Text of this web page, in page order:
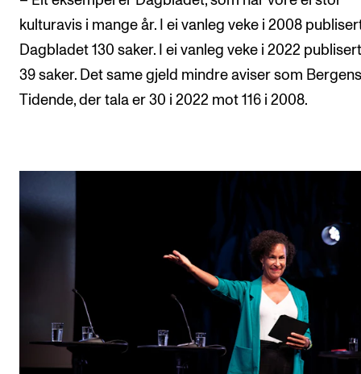
kulturavis i mange år. I ei vanleg veke i 2008
Dagbladet 130 saker. I ei vanleg veke i 2022
39 saker. Det same gjeld mindre aviser som Bergens
Tidende, der tala er 30 i 2022 mot 116 i 2008.